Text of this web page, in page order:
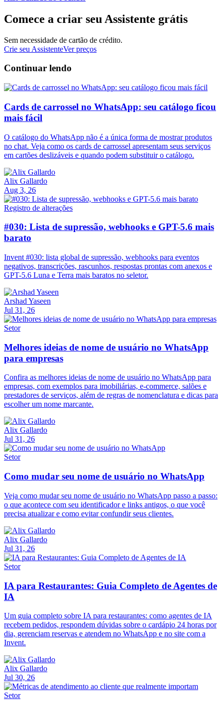
Comece a criar seu Assistente grátis
Sem necessidade de cartão de crédito.
Crie seu AssistenteVer preços
Continuar lendo
Cards de carrossel no WhatsApp: seu catálogo ficou
mais fácil
O catálogo do WhatsApp não é a única forma de mostrar produtos
no chat. Veja como os cards de carrossel apresentam seus serviços
em cartões deslizáveis e quando podem substituir o catálogo.
Alix Gallardo
Aug 3, 26
Registro de alterações
#030: Lista de supressão, webhooks e GPT-5.6 mais
barato
Invent #030: lista global de supressão, webhooks para eventos
negativos, transcrições, rascunhos, respostas prontas com anexos e
GPT-5.6 Luna e Terra mais baratos no seletor.
Arshad Yaseen
Jul 31, 26
Setor
Melhores ideias de nome de usuário no WhatsApp
para empresas
Confira as melhores ideias de nome de usuário no WhatsApp para
empresas, com exemplos para imobiliárias, e-commerce, salões e
prestadores de serviços, além de regras de nomenclatura e dicas para
escolher um nome marcante.
Alix Gallardo
Jul 31, 26
Setor
Como mudar seu nome de usuário no WhatsApp
Veja como mudar seu nome de usuário no WhatsApp passo a passo:
o que acontece com seu identificador e links antigos, o que você
precisa atualizar e como evitar confundir seus clientes.
Alix Gallardo
Jul 31, 26
Setor
IA para Restaurantes: Guia Completo de Agentes de
IA
Um guia completo sobre IA para restaurantes: como agentes de IA
recebem pedidos, respondem dúvidas sobre o cardápio 24 horas por
dia, gerenciam reservas e atendem no WhatsApp e no site com a
Invent.
Alix Gallardo
Jul 30, 26
Setor